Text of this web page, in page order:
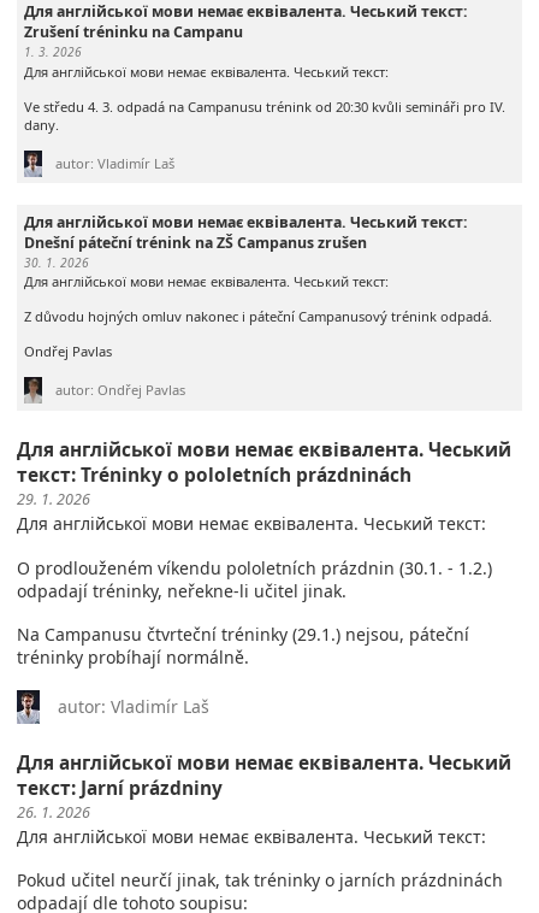
Для англійської мови немає еквівалента. Чеський текст:
Zrušení tréninku na Campanu
1. 3. 2026
Для англійської мови немає еквівалента. Чеський текст:
Ve středu 4. 3. odpadá na Campanusu trénink od 20:30 kvůli semináři pro IV.
dany.
autor: Vladimír Laš
Для англійської мови немає еквівалента. Чеський текст:
Dnešní páteční trénink na ZŠ Campanus zrušen
30. 1. 2026
Для англійської мови немає еквівалента. Чеський текст:
Z důvodu hojných omluv nakonec i páteční Campanusový trénink odpadá.
Ondřej Pavlas
autor: Ondřej Pavlas
Для англійської мови немає еквівалента. Чеський
текст: Tréninky o pololetních prázdninách
29. 1. 2026
Для англійської мови немає еквівалента. Чеський текст:
O prodlouženém víkendu pololetních prázdnin (30.1. - 1.2.)
odpadají tréninky, neřekne-li učitel jinak.
Na Campanusu čtvrteční tréninky (29.1.) nejsou, páteční
tréninky probíhají normálně.
autor: Vladimír Laš
Для англійської мови немає еквівалента. Чеський
текст: Jarní prázdniny
26. 1. 2026
Для англійської мови немає еквівалента. Чеський текст:
Pokud učitel neurčí jinak, tak tréninky o jarních prázdninách
odpadají dle tohoto soupisu: